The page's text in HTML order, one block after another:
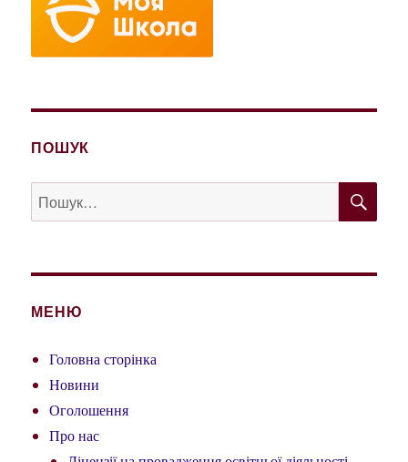
ПОШУК
Пошук
за
МЕНЮ
Головна сторінка
Новини
Оголошення
Про нас